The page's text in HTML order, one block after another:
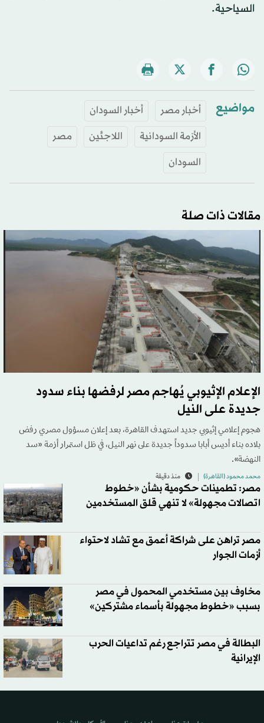
السياحية.
مواضيع أخبار مصر
أخبار السودان
الأزمة السودانية
اللاجئين
مصر
السودان
مقالات ذات صلة
الإعلام الإثيوبي يُهاجم مصر لرفضها بناء سدود
جديدة على النيل
هجوم إعلامي إثيوبي جديد استهدف القاهرة، بعد إعلان مسؤول مصري رفض
بلاده بناء أديس أبابا سدوداً جديدة على نهر النيل، في ظل استمرار أزمة «سد
النهضة».
محمد محمود (القاهرة) منذ دقيقة
مصر: تطمينات حكومية بشأن «خطوط
اتصالات مجهولة» لا تنهي قلق المستخدمين
مصر تراهن على شراكة أعمق مع تشاد لاحتواء
أزمات الجوار
مخاوف بين مستخدمي المحمول في مصر
بسبب «خطوط مجهولة بأسماء مشتركين»
البطالة في مصر تتراجع رغم تداعيات الحرب
الإيرانية